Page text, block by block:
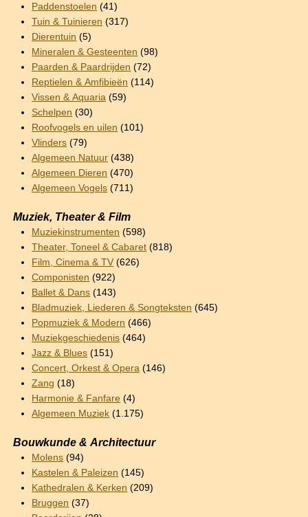
Paddenstoelen (41)
Tuin & Tuinieren (317)
Dierentuin (5)
Mineralen & Gesteenten (98)
Paarden & Paardrijden (72)
Reptielen & Amfibieën (114)
Vissen & Aquaria (59)
Schelpen (30)
Roofvogels en uilen (101)
Vlinders (79)
Algemeen Natuur (438)
Algemeen Dieren (470)
Algemeen Vogels (711)
Muziek, Theater & Film
Muziekinstrumenten (598)
Theater, Toneel & Cabaret (818)
Film, Cinema & TV (626)
Componisten (922)
Ballet & Dans (143)
Bladmuziek, Liederen & Songteksten (645)
Popmuziek & Modern (466)
Muziekgeschiedenis (464)
Jazz & Blues (151)
Concert, Orkest & Opera (146)
Zang (18)
Harmonie & Fanfare (4)
Algemeen Muziek (1.175)
Bouwkunde & Architectuur
Molens (94)
Kastelen & Paleizen (145)
Kathedralen & Kerken (209)
Bruggen (37)